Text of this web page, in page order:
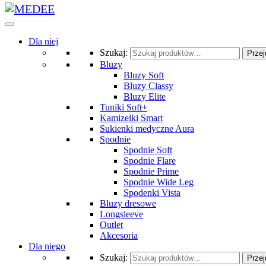
Dla niej
Szukaj:
Bluzy
Bluzy Soft
Bluzy Classy
Bluzy Elite
Tuniki Soft+
Kamizelki Smart
Sukienki medyczne Aura
Spodnie
Spodnie Soft
Spodnie Flare
Spodnie Prime
Spodnie Wide Leg
Spodenki Vista
Bluzy dresowe
Longsleeve
Outlet
Akcesoria
Dla niego
Szukaj: